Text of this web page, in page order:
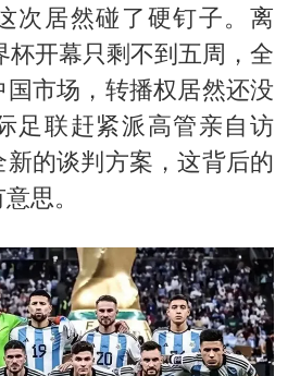
香港刷新1884年以来最高气温纪录
《龙餐馆》 冲奖
暑期研学游升温 在旅途中增长知识
猫咪过火把节被抹成黑猫
刘嘉玲晒与周星驰合照
云南一男子胃中取出180颗铁钉
暴雨预报为何有时感觉不准
总书记点赞的非遗苗绣焕发新生机
次居然碰了硬钉子。离
杯开幕只剩不到五周，全
市场，转播权居然还没
足联赶紧派高管亲自访
的谈判方案，这背后的
思。